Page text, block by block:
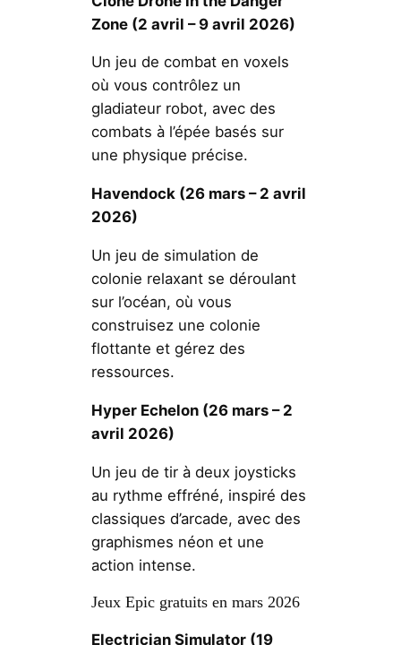
Zone(2 avril – 9 avril 2026)
Un jeu de combat en voxels
où vous contrôlez un
gladiateur robot, avec des
combats à l’épée basés sur
une physique précise.
Havendock (26 mars – 2 avril
2026)
Un jeu de simulation de
colonie relaxant se déroulant
sur l’océan, où vous
construisez une colonie
flottante et gérez des
ressources.
Hyper Echelon(26 mars – 2
avril 2026)
Un jeu de tir à deux joysticks
au rythme effréné, inspiré des
classiques d’arcade, avec des
graphismes néon et une
action intense.
Jeux Epic gratuits en mars 2026
Electrician Simulator(19